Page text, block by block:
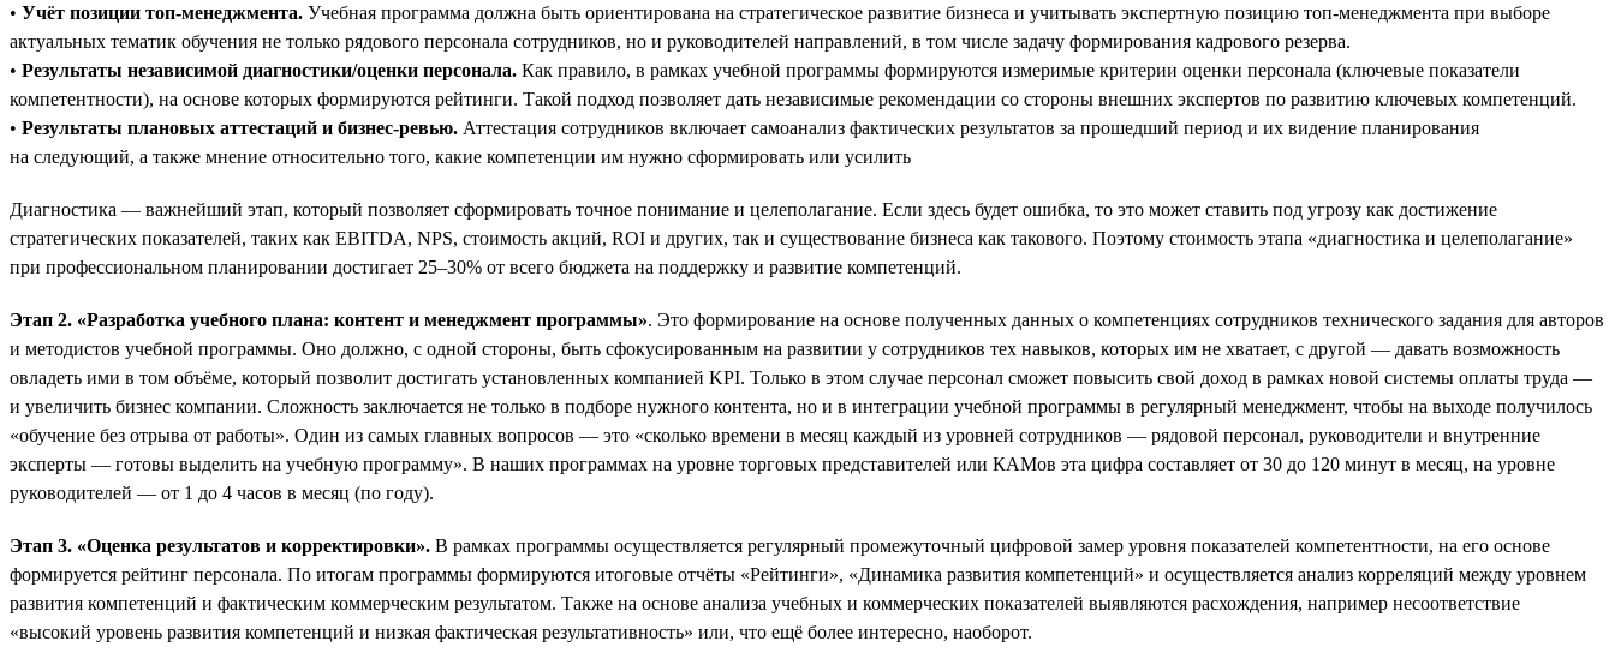
• Учёт позиции топ-менеджмента. Учебная программа должна быть ориентирована на стратегическое развитие бизнеса и учитывать экспертную позицию топ-менеджмента при выборе
актуальных тематик обучения не только рядового персонала сотрудников, но и руководителей направлений, в том числе задачу формирования кадрового резерва.
• Результаты независимой диагностики/оценки персонала. Как правило, в рамках учебной программы формируются измеримые критерии оценки персонала (ключевые показатели
компетентности), на основе которых формируются рейтинги. Такой подход позволяет дать независимые рекомендации со стороны внешних экспертов по развитию ключевых компетенций.
• Результаты плановых аттестаций и бизнес-ревью. Аттестация сотрудников включает самоанализ фактических результатов за прошедший период и их видение планирования
на следующий, а также мнение относительно того, какие компетенции им нужно сформировать или усилить
Диагностика — важнейший этап, который позволяет сформировать точное понимание и целеполагание. Если здесь будет ошибка, то это может ставить под угрозу как достижение
стратегических показателей, таких как EBITDA, NPS, стоимость акций, ROI и других, так и существование бизнеса как такового. Поэтому стоимость этапа «диагностика и целеполагание»
при профессиональном планировании достигает 25–30% от всего бюджета на поддержку и развитие компетенций.
Этап 2. «Разработка учебного плана: контент и менеджмент программы». Это формирование на основе полученных данных о компетенциях сотрудников технического задания для авторов
и методистов учебной программы. Оно должно, с одной стороны, быть сфокусированным на развитии у сотрудников тех навыков, которых им не хватает, с другой — давать возможность
овладеть ими в том объёме, который позволит достигать установленных компанией KPI. Только в этом случае персонал сможет повысить свой доход в рамках новой системы оплаты труда —
и увеличить бизнес компании. Сложность заключается не только в подборе нужного контента, но и в интеграции учебной программы в регулярный менеджмент, чтобы на выходе получилось
«обучение без отрыва от работы». Один из самых главных вопросов — это «сколько времени в месяц каждый из уровней сотрудников — рядовой персонал, руководители и внутренние
эксперты — готовы выделить на учебную программу». В наших программах на уровне торговых представителей или КАМов эта цифра составляет от 30 до 120 минут в месяц, на уровне
руководителей — от 1 до 4 часов в месяц (по году).
Этап 3. «Оценка результатов и корректировки». В рамках программы осуществляется регулярный промежуточный цифровой замер уровня показателей компетентности, на его основе
формируется рейтинг персонала. По итогам программы формируются итоговые отчёты «Рейтинги», «Динамика развития компетенций» и осуществляется анализ корреляций между уровнем
развития компетенций и фактическим коммерческим результатом. Также на основе анализа учебных и коммерческих показателей выявляются расхождения, например несоответствие
«высокий уровень развития компетенций и низкая фактическая результативность» или, что ещё более интересно, наоборот.